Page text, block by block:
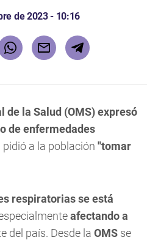
de 2023 - 10:16
de la Salud (OMS) expresó
de enfermedades
pidió a la población "tomar
respiratorias se está
afectando a
del país. Desde la OMS se